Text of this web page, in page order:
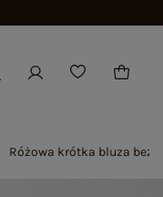
Różowa krótka bluza bez